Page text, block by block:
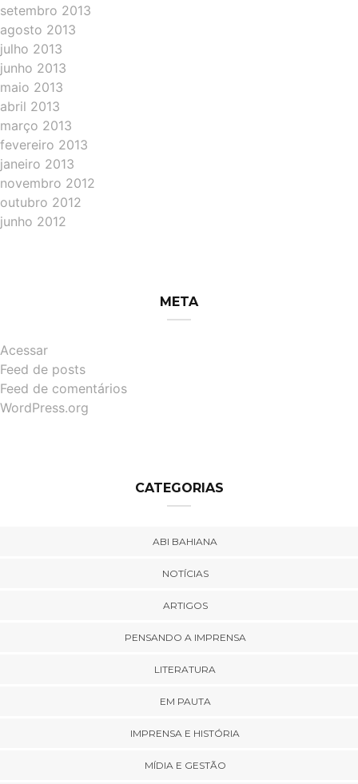
setembro 2013
agosto 2013
julho 2013
junho 2013
maio 2013
abril 2013
março 2013
fevereiro 2013
janeiro 2013
novembro 2012
outubro 2012
junho 2012
META
Acessar
Feed de posts
Feed de comentários
WordPress.org
CATEGORIAS
ABI BAHIANA
NOTÍCIAS
ARTIGOS
PENSANDO A IMPRENSA
LITERATURA
EM PAUTA
IMPRENSA E HISTÓRIA
MÍDIA E GESTÃO